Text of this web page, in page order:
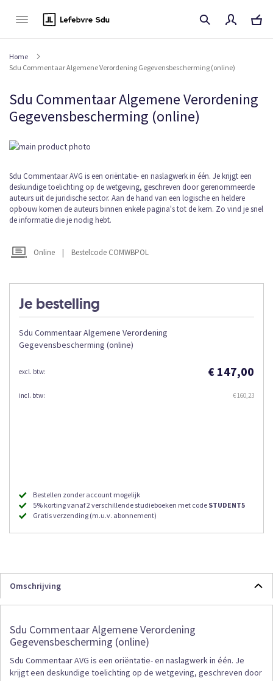
Home
Sdu Commentaar Algemene Verordening Gegevensbescherming (online)
Sdu Commentaar Algemene Verordening
Gegevensbescherming (online)
Je bestelling
Sdu Commentaar Algemene Verordening
Gegevensbescherming (online)
€ 147,00
€ 160,23
Bestellen zonder account mogelijk
5% korting vanaf 2 verschillende studieboeken met code STUDENT5
Gratis verzending (m.u.v. abonnement)
Ga
het
einde
van
de
afbeeldingen-
Online | Bestelcode COMWBPOL
Ga
naar
het
begin
van
afbeeldingen-
gallerij
Sdu Commentaar AVG is een oriëntatie- en naslagwerk in één. Je krijgt een
deskundige toelichting op de wetgeving, geschreven door gerenommeerde
auteurs uit de juridische sector. Aan de hand van een logische en heldere
opbouw komen de auteurs binnen enkele pagina's tot de kern. Zo vind je snel
de informatie die je nodig hebt.
Omschrijving
Sdu Commentaar Algemene Verordening
Gegevensbescherming (online)
Sdu Commentaar AVG is een oriëntatie- en naslagwerk in één. Je
krijgt een deskundige toelichting op de wetgeving, geschreven door